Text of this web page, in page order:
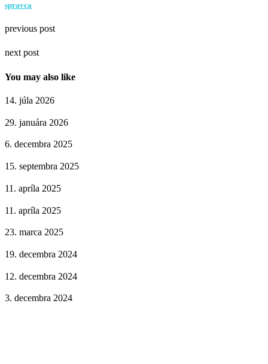
spravca
previous post
next post
You may also like
14. júla 2026
29. januára 2026
6. decembra 2025
15. septembra 2025
11. apríla 2025
11. apríla 2025
23. marca 2025
19. decembra 2024
12. decembra 2024
3. decembra 2024